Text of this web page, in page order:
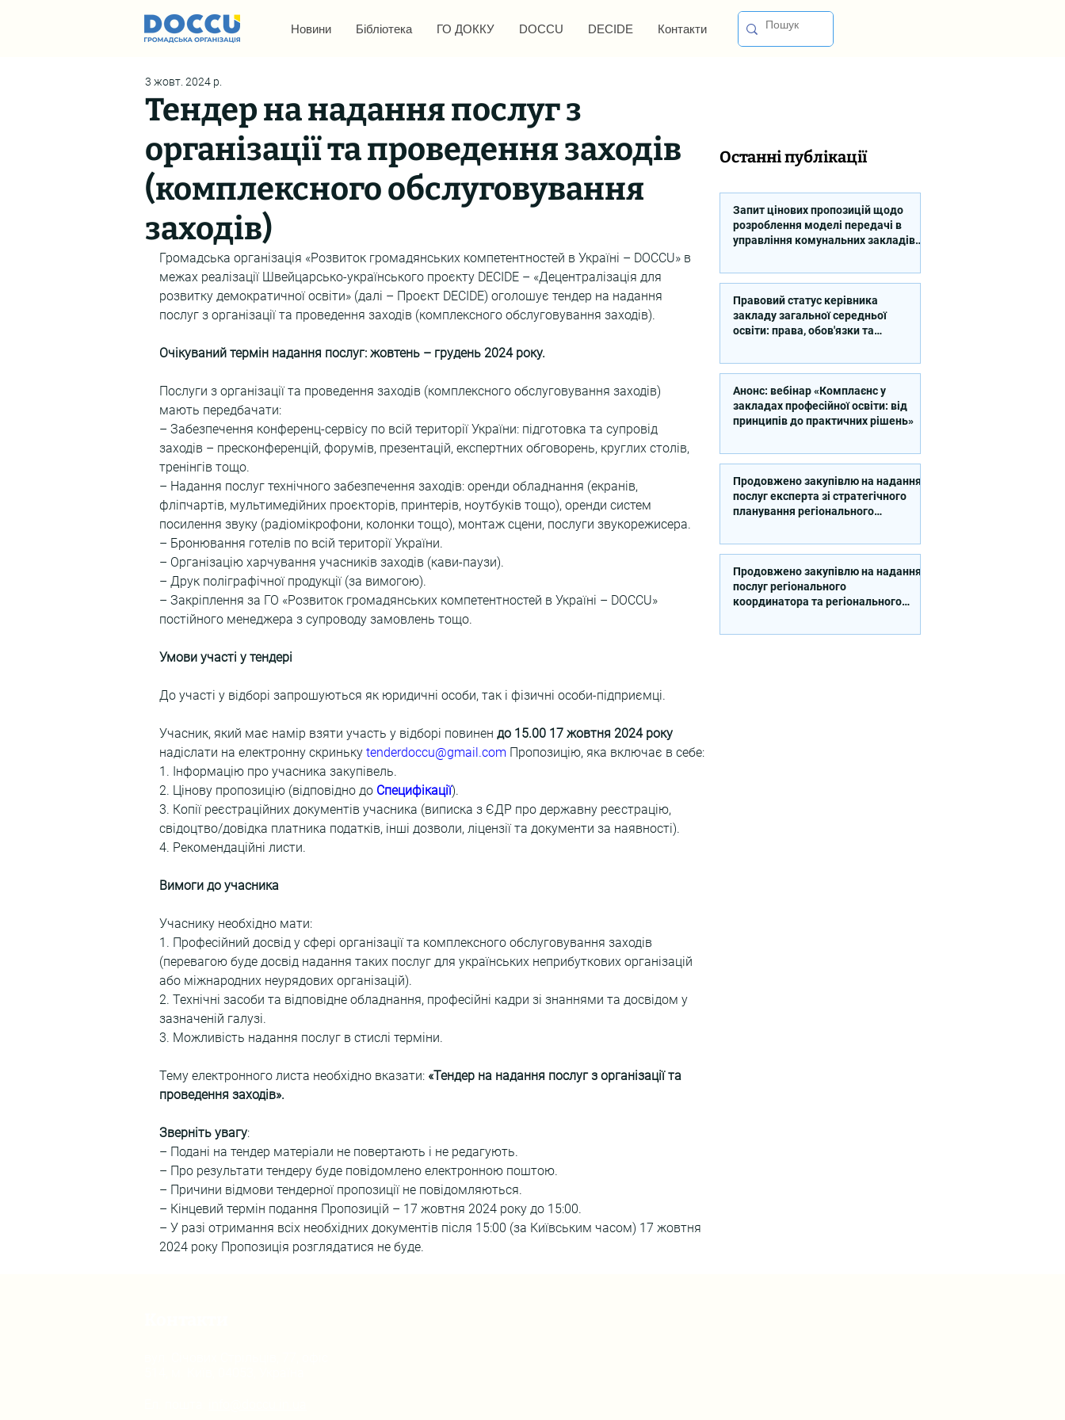
Новини Бібліотека ГО ДОККУ DOCCU DECIDE Контакти
Тендер на надання послуг з
організації та проведення заходів
(комплексного обслуговування
заходів)
3 жовт. 2024 р.
Громадська організація «Розвиток громадянських компетентностей в Україні – DOCCU» в
межах реалізації Швейцарсько-українського проєкту DECIDE – «Децентралізація для
розвитку демократичної освіти» (далі – Проєкт DECIDE) оголошує тендер на надання
послуг з організації та проведення заходів (комплексного обслуговування заходів).
Очікуваний термін надання послуг: жовтень – грудень 2024 року.
Послуги з організації та проведення заходів (комплексного обслуговування заходів)
мають передбачати:
– Забезпечення конференц-сервісу по всій території України: підготовка та супровід
заходів – пресконференцій, форумів, презентацій, експертних обговорень, круглих столів,
тренінгів тощо.
– Надання послуг технічного забезпечення заходів: оренди обладнання (екранів,
фліпчартів, мультимедійних проєкторів, принтерів, ноутбуків тощо), оренди систем
посилення звуку (радіомікрофони, колонки тощо), монтаж сцени, послуги звукорежисера.
– Бронювання готелів по всій території України.
– Організацію харчування учасників заходів (кави-паузи).
– Друк поліграфічної продукції (за вимогою).
– Закріплення за ГО «Розвиток громадянських компетентностей в Україні – DOCCU»
постійного менеджера з супроводу замовлень тощо.
Умови участі у тендері
До участі у відборі запрошуються як юридичні особи, так і фізичні особи-підприємці.
Учасник, який має намір взяти участь у відборі повинен до 15.00 17 жовтня 2024 року
надіслати на електронну скриньку tenderdoccu@gmail.com Пропозицію, яка включає в себе:
1. Інформацію про учасника закупівель.
2. Цінову пропозицію (відповідно до Специфікації).
3. Копії реєстраційних документів учасника (виписка з ЄДР про державну реєстрацію,
свідоцтво/довідка платника податків, інші дозволи, ліцензії та документи за наявності).
4. Рекомендаційні листи.
Вимоги до учасника
Учаснику необхідно мати:
1. Професійний досвід у сфері організації та комплексного обслуговування заходів
(перевагою буде досвід надання таких послуг для українських неприбуткових організацій
або міжнародних неурядових організацій).
2. Технічні засоби та відповідне обладнання, професійні кадри зі знаннями та досвідом у
зазначеній галузі.
3. Можливість надання послуг в стислі терміни.
Тему електронного листа необхідно вказати: «Тендер на надання послуг з організації та
проведення заходів».
Зверніть увагу:
– Подані на тендер матеріали не повертають і не редагують.
– Про результати тендеру буде повідомлено електронною поштою.
– Причини відмови тендерної пропозиції не повідомляються.
– Кінцевий термін подання Пропозицій – 17 жовтня 2024 року до 15:00.
– У разі отримання всіх необхідних документів після 15:00 (за Київським часом) 17 жовтня
2024 року Пропозиція розглядатися не буде.
Останні публікації
Запит цінових пропозицій щодо
розроблення моделі передачі в
управління комунальних закладів
Правовий статус керівника
закладу загальної середньої
освіти: права, обов'язки та
Анонс: вебінар «Комплаєнс у
закладах професійної освіти: від
принципів до практичних рішень»
Продовжено закупівлю на надання
послуг експерта зі стратегічного
планування регіонального
реалізації Швейцарсько-
українського Проєкту DECIDE
Продовжено закупівлю на надання
послуг регіонального
координатора та регіонального
Швейцарсько-українського